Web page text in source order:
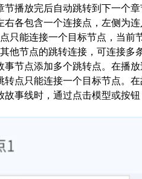
播放完后自动跳转到下一个章
右各包含一个连接点，左侧为连
只能连接一个目标节点，当前
他节点的跳转连接，可连接多
事节点添加多个跳转点。在播
转点只能连接一个目标节点。
故事线时，通过点击模型或按